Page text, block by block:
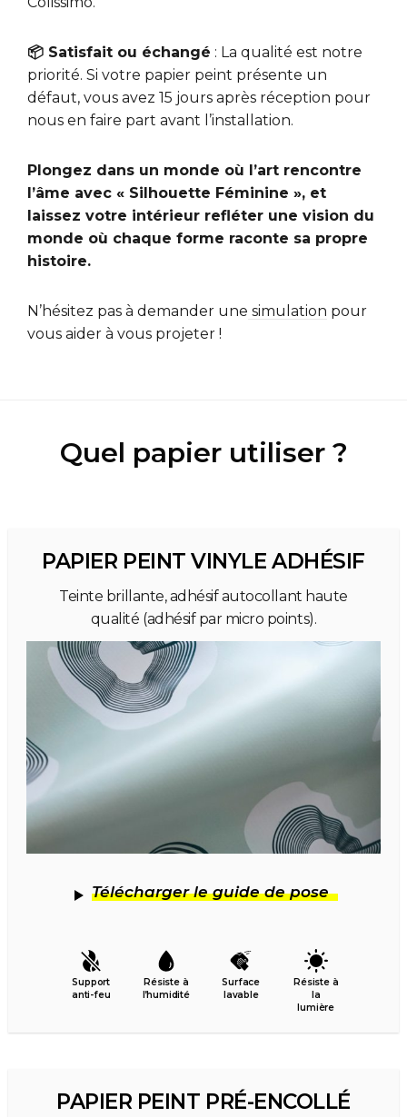
📦 Satisfait ou échangé : La qualité est notre
priorité. Si votre papier peint présente un
défaut, vous avez 15 jours après réception pour
nous en faire part avant l’installation.
Plongez dans un monde où l’art rencontre
l’âme avec « Silhouette Féminine », et
laissez votre intérieur refléter une vision du
monde où chaque forme raconte sa propre
histoire.
N’hésitez pas à demander une simulation pour
vous aider à vous projeter !
Quel papier utiliser ?
PAPIER PEINT VINYLE ADHÉSIF
Teinte brillante, adhésif autocollant haute
qualité (adhésif par micro points).
Télécharger le guide de pose
Support
anti-feu
Résiste à
l’humidité
Surface
lavable
Résiste à
la
lumière
PAPIER PEINT PRÉ-ENCOLLÉ